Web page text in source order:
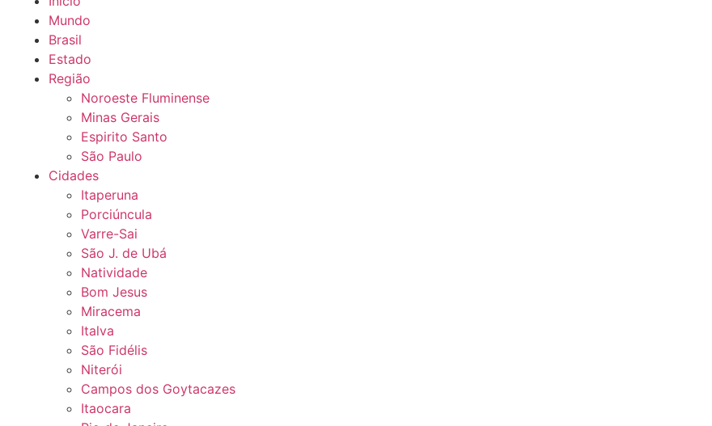
Mundo
Brasil
Estado
Região
Noroeste Fluminense
Minas Gerais
Espirito Santo
São Paulo
Cidades
Itaperuna
Porciúncula
Varre-Sai
São J. de Ubá
Natividade
Bom Jesus
Miracema
Italva
São Fidélis
Niterói
Campos dos Goytacazes
Itaocara